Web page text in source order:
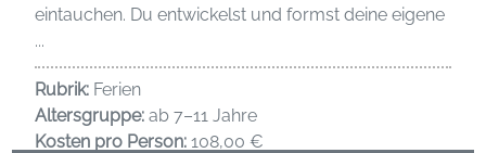
eintauchen. Du entwickelst und formst deine eigene
...
Rubrik: Ferien
Altersgruppe: ab 7–11 Jahre
Kosten pro Person: 108,00 €